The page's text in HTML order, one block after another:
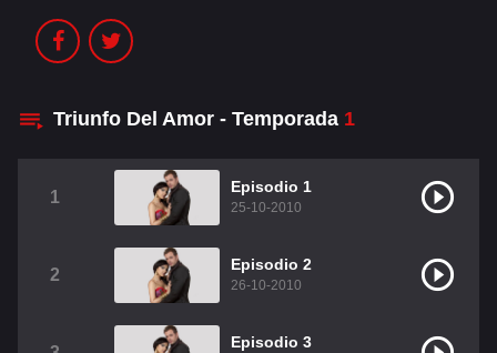
DUBLADO
Christian Chavez
Como Assistir Dublado
LEGENDADO
Triunfo Del Amor - Temporada 1
1
Episodio 1
25-10-2010
2
Episodio 2
26-10-2010
Episodio 3